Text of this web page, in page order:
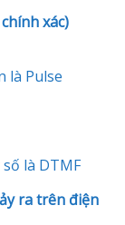
xác)
là Pulse
là DTMF
ra trên điện